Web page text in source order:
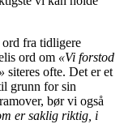
ord fra tidligere
ord om «Vi forstod
siteres ofte. Det er et
grunn for sin
bør vi også
er saklig riktig, i